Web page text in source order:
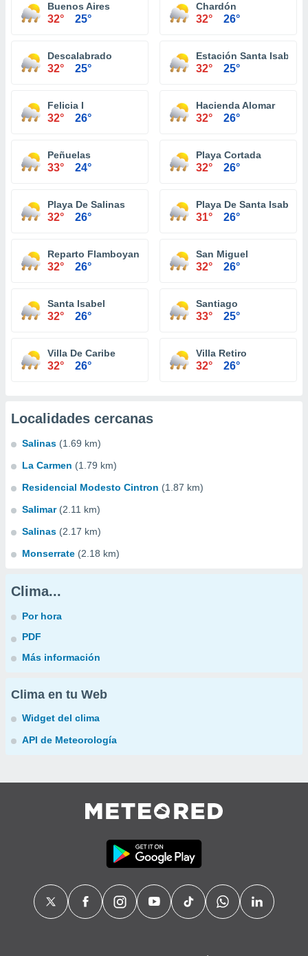
Buenos Aires
32° 25°
Chardón
32° 26°
Descalabrado
32° 25°
Estación Santa Isabel
32° 25°
Felicia I
32° 26°
Hacienda Alomar
32° 26°
Peñuelas
33° 24°
Playa Cortada
32° 26°
Playa De Salinas
32° 26°
Playa De Santa Isabel
31° 26°
Reparto Flamboyan
32° 26°
San Miguel
32° 26°
Santa Isabel
32° 26°
Santiago
33° 25°
Villa De Caribe
32° 26°
Villa Retiro
32° 26°
Localidades cercanas
Salinas (1.69 km)
La Carmen (1.79 km)
Residencial Modesto Cintron (1.87 km)
Salimar (2.11 km)
Salinas (2.17 km)
Monserrate (2.18 km)
Clima...
Por hora
PDF
Más información
Clima en tu Web
Widget del clima
API de Meteorología